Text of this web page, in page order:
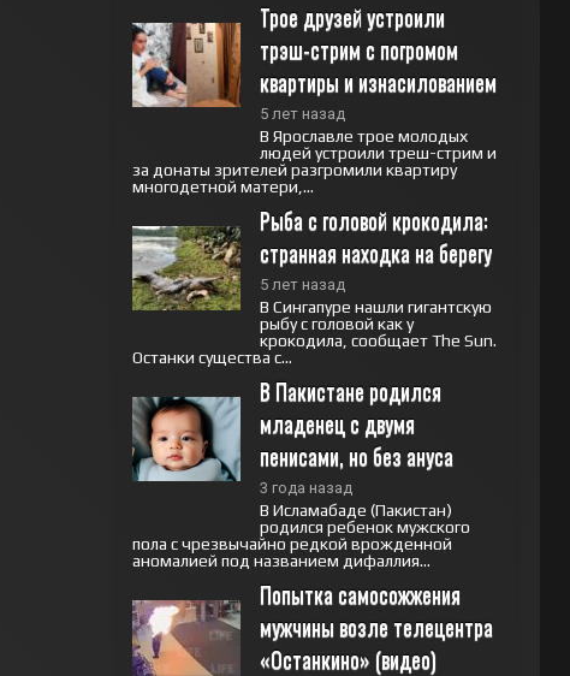
Трое друзей устроили
трэш-стрим с погромом
квартиры и изнасилованием
5 лет назад
В Ярославле трое молодых
людей устроили треш-стрим и
за донаты зрителей разгромили квартиру
многодетной матери,...
Рыба с головой крокодила:
странная находка на берегу
5 лет назад
В Сингапуре нашли гигантскую
рыбу с головой как у
крокодила, сообщает The Sun.
Останки существа с...
В Пакистане родился
младенец с двумя
пенисами, но без ануса
3 года назад
В Исламабаде (Пакистан)
родился ребенок мужского
пола с чрезвычайно редкой врожденной
аномалией под названием дифаллия...
Попытка самосожжения
мужчины возле телецентра
«Останкино» (видео)